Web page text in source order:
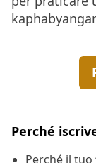
Perché
Perché il tuo